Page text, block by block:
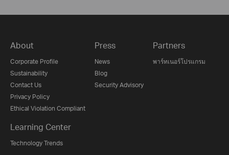
About
Corporate Profile
Sustainability
Contact Us
Privacy Policy
Ethical Violation Compliant
Press
News
Blog
Security Advisory
Partners
พาร์ทเนอร์โปรแกรม
Learning Center
Technology Trends